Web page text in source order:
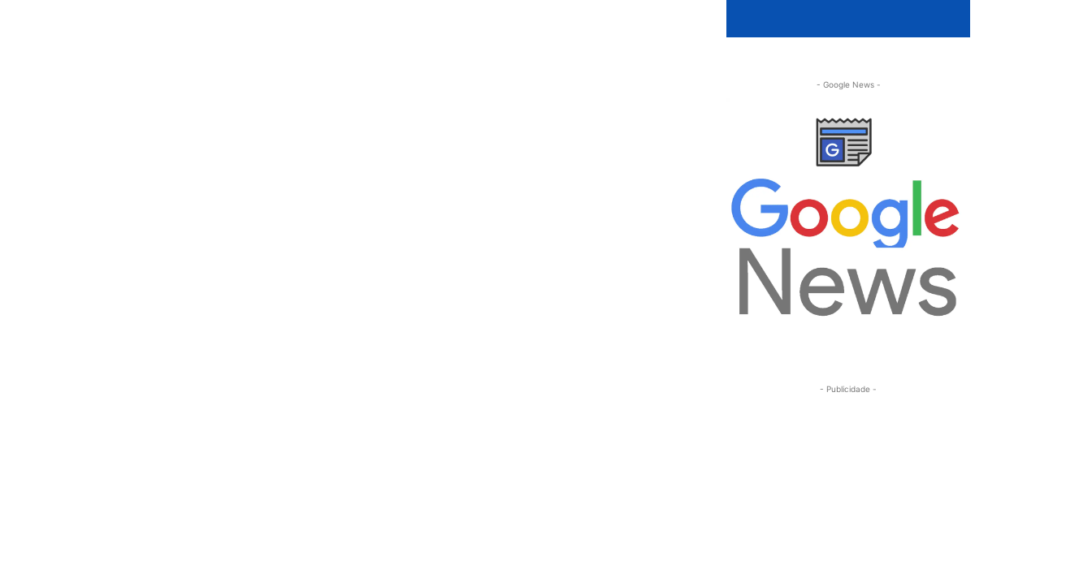
- Google News -
- Publicidade -